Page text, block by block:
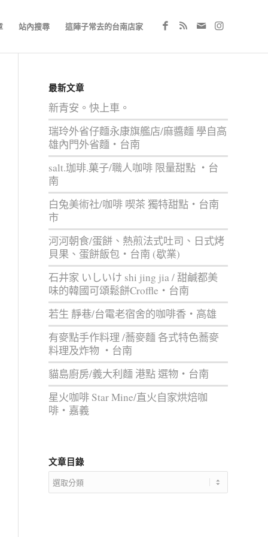
站內搜尋 這陣子常去的台南店家
最新文章
新青安。快上車。
瑞玲外省仔麵永康旗艦店/麻醬麵 學自高
雄內門外省麵‧台南
salt.珈琲.菓子/職人咖啡 限量甜點 ‧台
南
白兔美術社/咖啡 喫茶 獨特甜點‧台南
市
河河朝食/蛋餅、熱煎法式吐司、日式烤
貝果、蛋餅飯包‧台南 (歇業)
石井家 いしいけ shi jing jia / 甜鹹都美
味的韓國可頌鬆餅Croffle‧台南
若生 靜巷/台電老宿舍的咖啡香‧高雄
有麥點手作料理 /蕎麥麵 各式特色蕎麥
料理及炸物 ‧台南
貓島廚房/義大利麵 港點 選物‧台南
星火咖啡 Star Mine/直火自家烘焙咖
啡‧嘉義
文章目錄
文
章